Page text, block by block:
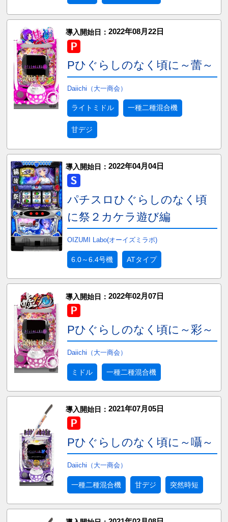
導入開始日： 2022年08月22日
Pひぐらしのなく頃に～蕾～
Daiichi（大一商会）
ライトミドル 一種二種混合機
甘デジ
導入開始日： 2022年04月04日
パチスロひぐらしのなく頃
に祭２カケラ遊び編
OIZUMI Labo(オーイズミラボ)
6.0～6.4号機 ATタイプ
導入開始日： 2022年02月07日
Pひぐらしのなく頃に～彩～
Daiichi（大一商会）
ミドル 一種二種混合機
導入開始日： 2021年07月05日
Pひぐらしのなく頃に～囁～
Daiichi（大一商会）
一種二種混合機 甘デジ 突然時短